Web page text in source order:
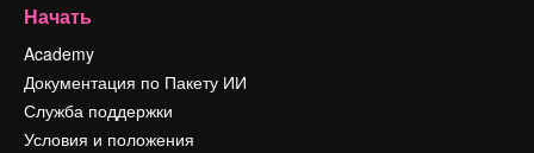
Начать
Academy
Документация по Пакету ИИ
Служба поддержки
Условия и положения